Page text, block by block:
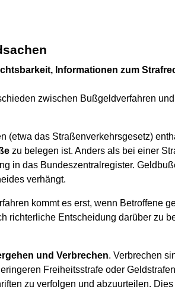
Informationen zum
zwischen Bußgeldverfahren
(etwa das Straßenverkehrsgesetz)
zu belegen ist. Anders als bei einer
in das Bundeszentralregister.
verhängt.
kommt es erst, wenn Betroffene
richterliche Entscheidung darüber zu
und Verbrechen. Verbrechen
Freiheitsstrafe oder
zu verfolgen und abzuurteilen.